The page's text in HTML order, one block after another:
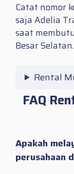
Catat nomor
saja Adelia
saat
Besar Selatan.
Rental
FAQ
Apakah
perusahaan